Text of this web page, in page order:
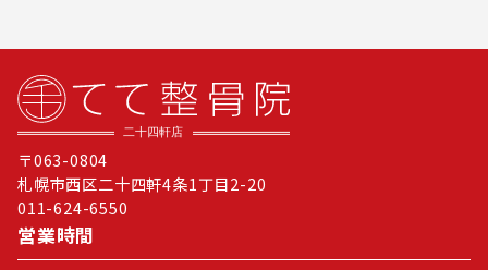
〒063-0804
札幌市西区二十四軒4条1丁目2-20
011-624-6550
営業時間